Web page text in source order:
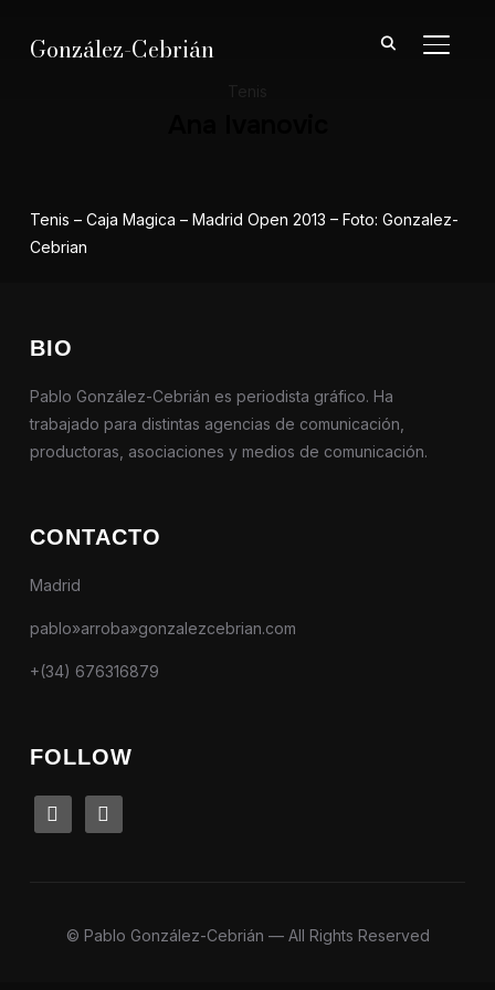
González-Cebrián
Tenis – Caja Magica – Madrid Open 2013 – Foto: Gonzalez-
Cebrian
BIO
Pablo González-Cebrián es periodista gráfico. Ha
trabajado para distintas agencias de comunicación,
productoras, asociaciones y medios de comunicación.
CONTACTO
Madrid
pablo»arroba»gonzalezcebrian.com
+(34) 676316879
FOLLOW
linkedin instagram
© Pablo González-Cebrián — All Rights Reserved